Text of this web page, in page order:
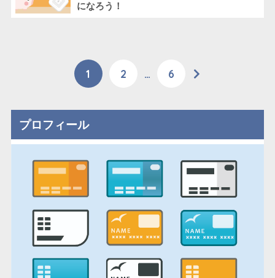
になろう！
1 2 … 6
プロフィール